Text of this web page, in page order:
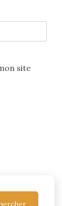
site